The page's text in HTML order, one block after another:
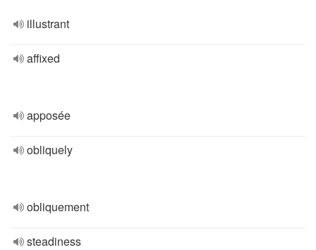
illustrant
affixed
apposée
obliquely
obliquement
steadiness